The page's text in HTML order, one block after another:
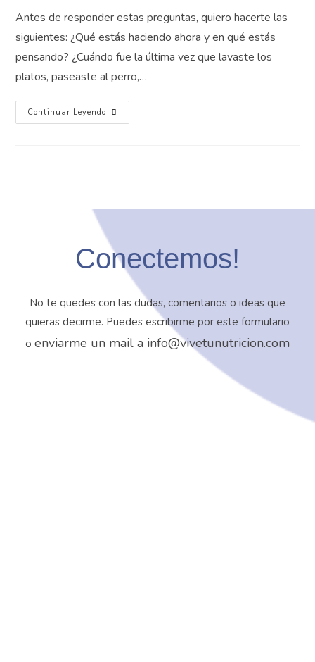
Antes de responder estas preguntas, quiero hacerte las
siguientes: ¿Qué estás haciendo ahora y en qué estás
pensando? ¿Cuándo fue la última vez que lavaste los
platos, paseaste al perro,…
Continuar Leyendo
Conectemos!
No te quedes con las dudas, comentarios o ideas que
quieras decirme. Puedes escribirme por este formulario
o enviarme un mail a info@vivetunutricion.com